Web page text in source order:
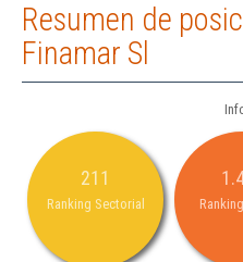
Resumen de
Finamar Sl
211
Ranking Sectorial